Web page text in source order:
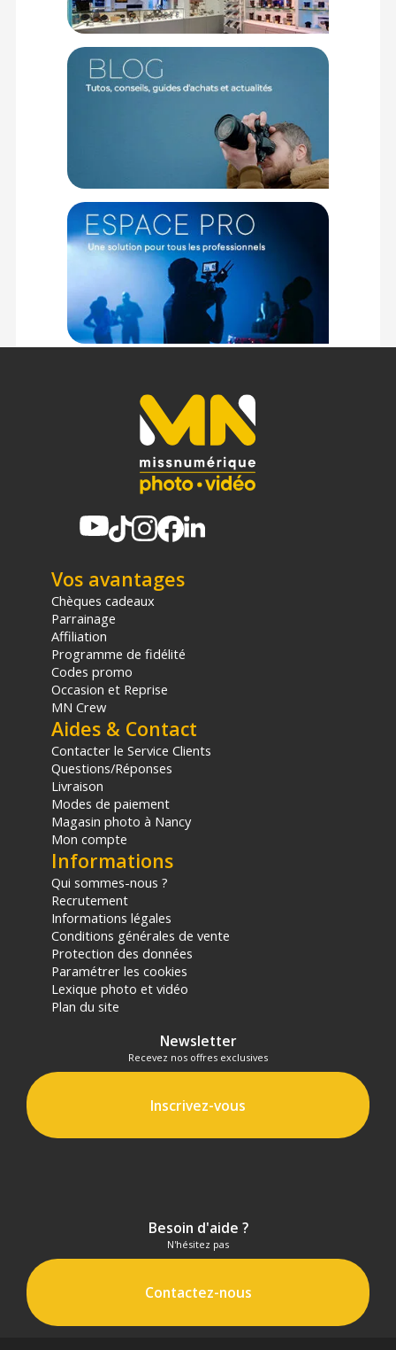
vignettage.
De plus, vous pourrez profiter de son double filetage qui
vous permettra de venir empiler les filtres ou de vous en
servir comme de bouchon à vis.
La marque Urth a pour objectif d'avoir un impact positif et
durable sur l'environnement. Ils plantent 5 arbres pour
Les nouveaux produits sont conçus avec des matériaux à
faible impact et pensé pour minimiser les déchets. De plus,
tous les emballages ont été pensés pour éliminer le
plastique, afin d’utiliser des matériaux recyclés, qui seront
recyclable par la suite.
Caractéristiques du filtre polarisant circulaire (CPL)
d’un diamètre de 67 mm de Urth :
GENERAL
Modèle : Filtre polarisant circulaire (CPL) 67 mm
Taille de filtre : 67 mm
Type d’effet : Polarisant
FILTRAGE
Type de revêtement de surface : Nano-revêtement de 8
Verre optique : Verre Japonais AGC
Réduction de lumière : 1.33 diaphragme
CONTENU DU CARTON
1x Filtre polarisant circulaire (CPL) 67 mm
1x Jeu de bouchons de protection
1x Chiffon de nettoyage
Offre valable jusqu'au 06-08-2026 inclus.
Code EAN Urth filtre polarisant circulaire (CPL) 67mm - Filtre
photo - Achat et prix :
Garantie 2 ans
(1) Nombre de points Fidélité estimés, hors remises au panier, basé
sur le prix TTC en €, les points seront effectivement calculés dans le
panier.
Vos avantages
Chèques cadeaux
Parrainage
Affiliation
Programme de fidélité
Codes promo
Occasion et Reprise
MN Crew
Aides & Contact
Contacter le Service Clients
Questions/Réponses
Livraison
Modes de paiement
Magasin photo à Nancy
Mon compte
Informations
Qui sommes-nous ?
Recrutement
Informations légales
Conditions générales de vente
Protection des données
Paramétrer les cookies
Lexique photo et vidéo
Plan du site
Newsletter
Recevez nos offres exclusives
Inscrivez-vous
Besoin d'aide ?
N'hésitez pas
Contactez-nous